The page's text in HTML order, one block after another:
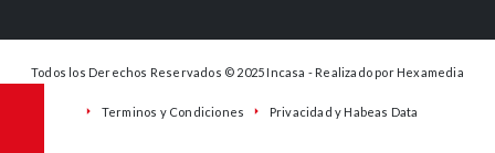
Todos los Derechos Reservados © 2025 Incasa - Realizado por Hexamedia
Terminos y Condiciones Privacidad y Habeas Data